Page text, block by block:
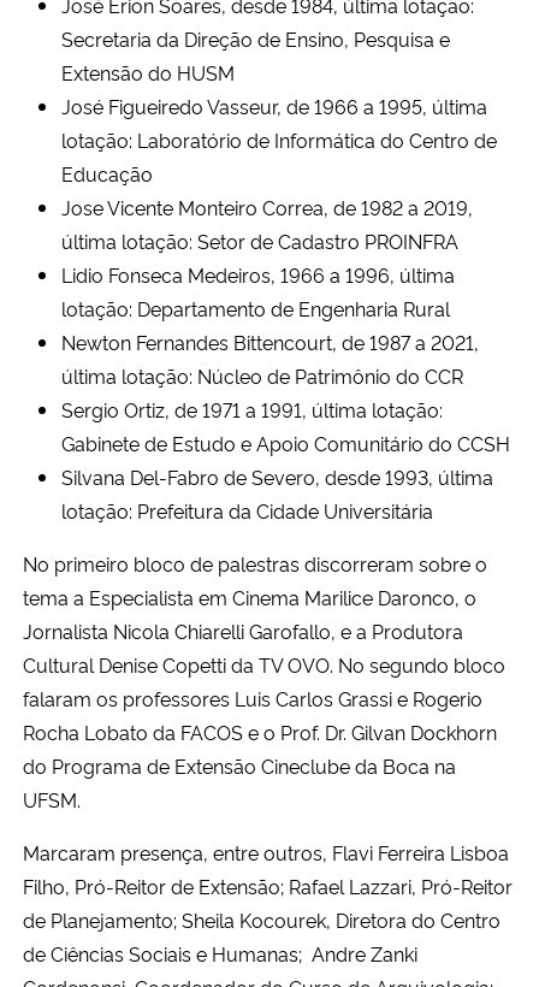
Secretaria da Direção de Ensino, Pesquisa e
Extensão do HUSM
José Figueiredo Vasseur, de 1966 a 1995, última
lotação: Laboratório de Informática do Centro de
Educação
Jose Vicente Monteiro Correa, de 1982 a 2019,
última lotação: Setor de Cadastro PROINFRA
Lidio Fonseca Medeiros, 1966 a 1996, última
lotação: Departamento de Engenharia Rural
Newton Fernandes Bittencourt, de 1987 a 2021,
última lotação: Núcleo de Patrimônio do CCR
Sergio Ortiz, de 1971 a 1991, última lotação:
Gabinete de Estudo e Apoio Comunitário do CCSH
Silvana Del-Fabro de Severo, desde 1993, última
lotação: Prefeitura da Cidade Universitária
No primeiro bloco de palestras discorreram sobre o
tema a Especialista em Cinema Marilice Daronco, o
Jornalista Nicola Chiarelli Garofallo, e a Produtora
Cultural Denise Copetti da TV OVO. No segundo bloco
falaram os professores Luis Carlos Grassi e Rogerio
Rocha Lobato da FACOS e o Prof. Dr. Gilvan Dockhorn
do Programa de Extensão Cineclube da Boca na
UFSM.
Marcaram presença, entre outros, Flavi Ferreira Lisboa
Filho, Pró-Reitor de Extensão; Rafael Lazzari, Pró-Reitor
de Planejamento; Sheila Kocourek, Diretora do Centro
de Ciências Sociais e Humanas; Andre Zanki